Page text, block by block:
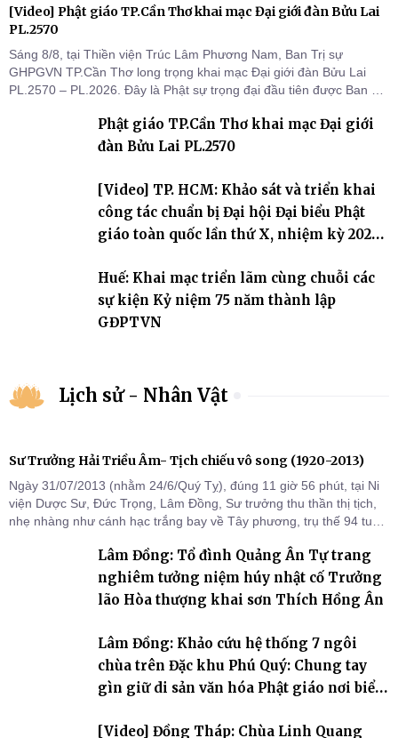
[Video] Phật giáo TP.Cần Thơ khai mạc Đại giới đàn Bửu Lai
PL.2570
Sáng 8/8, tại Thiền viện Trúc Lâm Phương Nam, Ban Trị sự
GHPGVN TP.Cần Thơ long trọng khai mạc Đại giới đàn Bửu Lai
PL.2570 – PL.2026. Đây là Phật sự trọng đại đầu tiên được Ban Trị
thứ I, thể hiện sự quan tâm đối với công tác truyền giới, đào tạo
Tăng tài và tiếp nối mạng mạch Tăng-g
Phật giáo TP.Cần Thơ khai mạc Đại giới
đàn Bửu Lai PL.2570
[Video] TP. HCM: Khảo sát và triển khai
công tác chuẩn bị Đại hội Đại biểu Phật
giáo toàn quốc lần thứ X, nhiệm kỳ 2026-
Huế: Khai mạc triển lãm cùng chuỗi các
sự kiện Kỷ niệm 75 năm thành lập
GĐPTVN
Lịch sử - Nhân Vật
Sư Trưởng Hải Triều Âm- Tịch chiếu vô song (1920-2013)
Ngày 31/07/2013 (nhằm 24/6/Quý Tỵ), đúng 11 giờ 56 phút, tại Ni
viện Dược Sư, Đức Trọng, Lâm Đồng, Sư trưởng thu thần thị tịch,
nhẹ nhàng như cánh hạc trắng bay về Tây phương, trụ thế 94 tuổi
Lâm Đồng: Tổ đình Quảng Ân Tự trang
nghiêm tưởng niệm húy nhật cố Trưởng
lão Hòa thượng khai sơn Thích Hồng Ân
Lâm Đồng: Khảo cứu hệ thống 7 ngôi
chùa trên Đặc khu Phú Quý: Chung tay
gìn giữ di sản văn hóa Phật giáo nơi biển
[Video] Đồng Tháp: Chùa Linh Quang